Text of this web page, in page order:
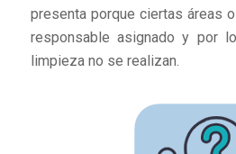
presenta porque ciertas áreas
responsable asignado y por
limpieza no se realizan.